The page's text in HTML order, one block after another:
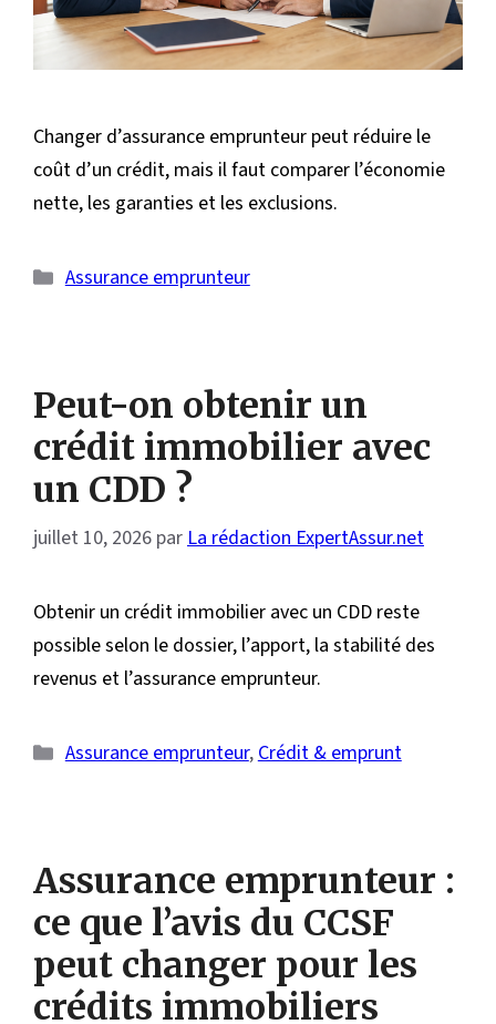
Changer d’assurance emprunteur peut réduire le
coût d’un crédit, mais il faut comparer l’économie
nette, les garanties et les exclusions.
Catégories
Assurance emprunteur
Peut-on obtenir un
crédit immobilier avec
un CDD ?
juillet 10, 2026 parLa rédaction ExpertAssur.net
Obtenir un crédit immobilier avec un CDD reste
possible selon le dossier, l’apport, la stabilité des
revenus et l’assurance emprunteur.
Catégories
Assurance emprunteur,Crédit & emprunt
Assurance emprunteur :
ce que l’avis du CCSF
peut changer pour les
crédits immobiliers